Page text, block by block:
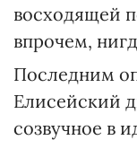
восходящей
впрочем,
Последним
Елисейский
созвучное в